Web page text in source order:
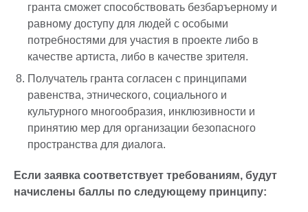
гранта сможет способствовать безбаръерному и
равному доступу для людей с особыми
потребностями для участия в проекте либо в
качестве артиста, либо в качестве зрителя.
Получатель гранта согласен с принципами
равенства, этнического, социального и
культурного многообразия, инклюзивности и
принятию мер для организации безопасного
пространства для диалога.
Если заявка соответствует требованиям, будут
начислены баллы по следующему принципу: